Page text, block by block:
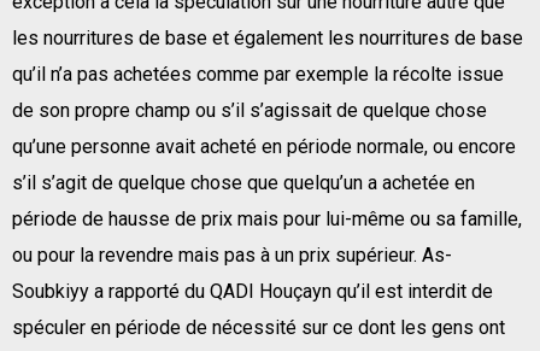
les nourritures de base et également les nourritures de base
qu’il n’a pas achetées comme par exemple la récolte issue
de son propre champ ou s’il s’agissait de quelque chose
qu’une personne avait acheté en période normale, ou encore
s’il s’agit de quelque chose que quelqu’un a achetée en
période de hausse de prix mais pour lui-même ou sa famille,
ou pour la revendre mais pas à un prix supérieur. As-
Soubkiyy a rapporté du QADI Houçayn qu’il est interdit de
spéculer en période de nécessité sur ce dont les gens ont